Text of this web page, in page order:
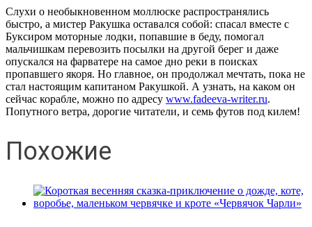
Слухи о необыкновенном моллюске распространялись
быстро, а мистер Ракушка оставался собой: спасал вместе с
Буксиром моторные лодки, попавшие в беду, помогал
мальчишкам перевозить посылки на другой берег и даже
опускался на фарватере на самое дно реки в поисках
пропавшего якоря. Но главное, он продолжал мечтать, пока не
стал настоящим капитаном Ракушкой. А узнать, на каком он
сейчас корабле, можно по адресу www.fadeeva-writer.ru.
Попутного ветра, дорогие читатели, и семь футов под килем!
Похожие